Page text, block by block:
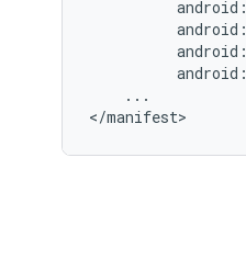
android:
android:
android:
android:
...
</manifest>